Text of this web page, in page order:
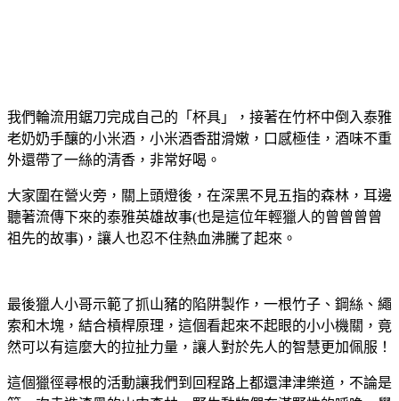
我們輪流用鋸刀完成自己的「杯具」，接著在竹杯中倒入泰雅
老奶奶手釀的小米酒，小米酒香甜滑嫩，口感極佳，酒味不重
外還帶了一絲的清香，非常好喝。
大家圍在營火旁，關上頭燈後，在深黑不見五指的森林，耳邊
聽著流傳下來的泰雅英雄故事(也是這位年輕獵人的曾曾曾曾
祖先的故事)，讓人也忍不住熱血沸騰了起來。
最後獵人小哥示範了抓山豬的陷阱製作，一根竹子、鋼絲、繩
索和木塊，結合槓桿原理，這個看起來不起眼的小小機關，竟
然可以有這麼大的拉扯力量，讓人對於先人的智慧更加佩服！
這個獵徑尋根的活動讓我們到回程路上都還津津樂道，不論是